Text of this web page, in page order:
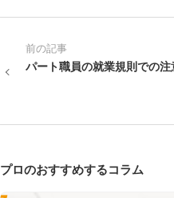
前の記事
パート職員の就業規則での注
プロのおすすめするコラム